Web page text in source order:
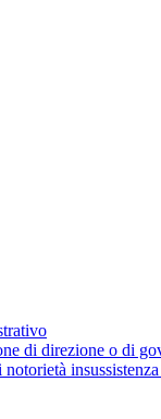
di direzione o di